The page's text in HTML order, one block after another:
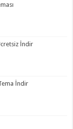
İndir
İndir